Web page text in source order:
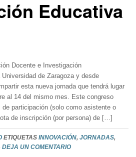
Educativa
Docente e Investigación
de Zaragoza y desde
esta nueva jornada que tendrá lugar
al 14 del mismo mes. Este congreso
participación (solo como asistente o
de inscripción (por persona) de […]
ETIQUETAS INNOVACIÓN, JORNADAS,
DEJA UN COMENTARIO